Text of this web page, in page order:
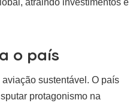
atraindo investimentos e
o país
sustentável. O país
protagonismo na